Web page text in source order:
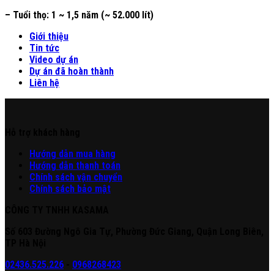
– Tuổi thọ: 1 ~ 1,5 năm (~ 52.000 lít)
Giới thiệu
Tin tức
Video dự án
Dự án đã hoàn thành
Liên hệ
Hướng dẫn mua hàng
Hướng dẫn thanh toán
Chính sách vận chuyển
Chính sách bảo mật
02436.525.226
0968268423